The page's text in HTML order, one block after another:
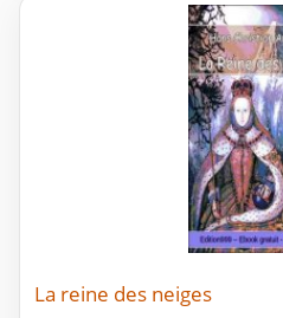
La reine des neiges